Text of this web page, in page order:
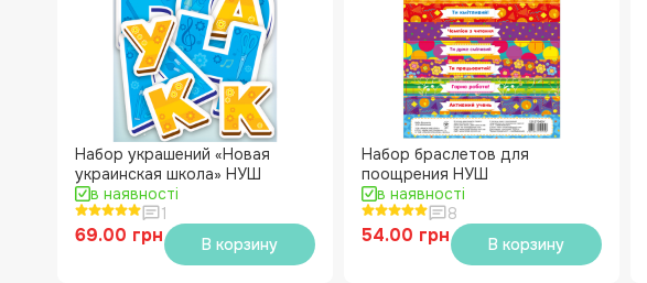
Набор украшений «Новая
украинская школа» НУШ
в наявності
1
69.00 грн В корзину
Набор браслетов для
поощрения НУШ
в наявності
8
54.00 грн В корзину